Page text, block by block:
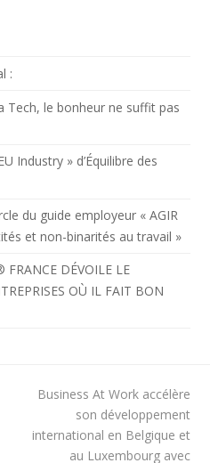
:
Tech, le bonheur ne suffit pas
Industry » d’Équilibre des
du guide employeur « AGIR
et non-binarités au travail »
FRANCE DÉVOILE LE
OÙ IL FAIT BON
next
Business At Work accélère
son développement
international en Belgique et
au Luxembourg avec